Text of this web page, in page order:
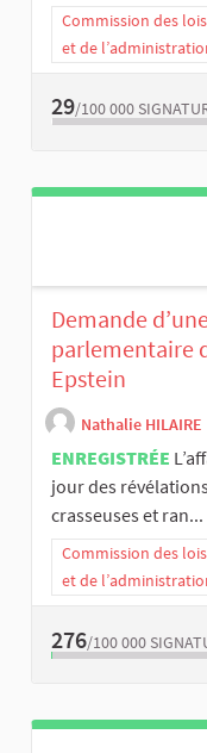
Commission des
et de
29/100 000
Demande
parlementaire
Epstein
Nathalie HILAIRE
ENREGISTRÉE
jour des
crasseuses et ran...
Commission des
et de
276/100 000